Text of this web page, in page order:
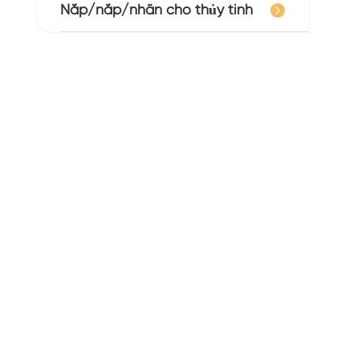
Nắp/nắp/nhãn cho thủy tinh